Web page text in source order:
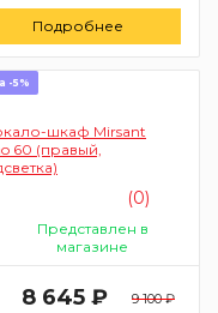
Подробнее
-5%
шкаф Mirsant
60 (правый,
(0)
Представлен в
магазине
8 645 ₽ 9 100 ₽